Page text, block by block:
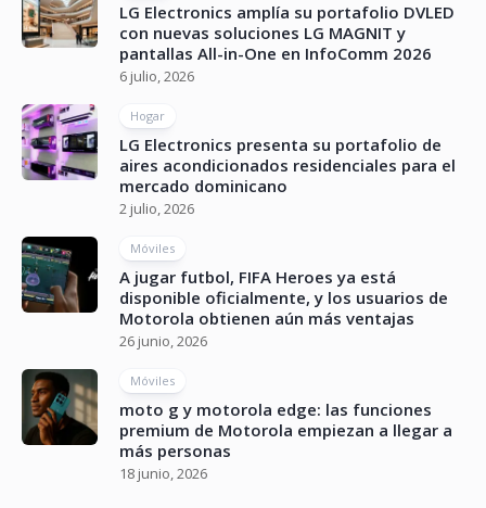
LG Electronics amplía su portafolio DVLED
con nuevas soluciones LG MAGNIT y
pantallas All-in-One en InfoComm 2026
6 julio, 2026
Hogar
LG Electronics presenta su portafolio de
aires acondicionados residenciales para el
mercado dominicano
2 julio, 2026
Móviles
A jugar futbol, FIFA Heroes ya está
disponible oficialmente, y los usuarios de
Motorola obtienen aún más ventajas
26 junio, 2026
Móviles
moto g y motorola edge: las funciones
premium de Motorola empiezan a llegar a
más personas
18 junio, 2026